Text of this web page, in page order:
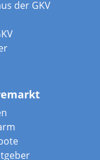
der GKV